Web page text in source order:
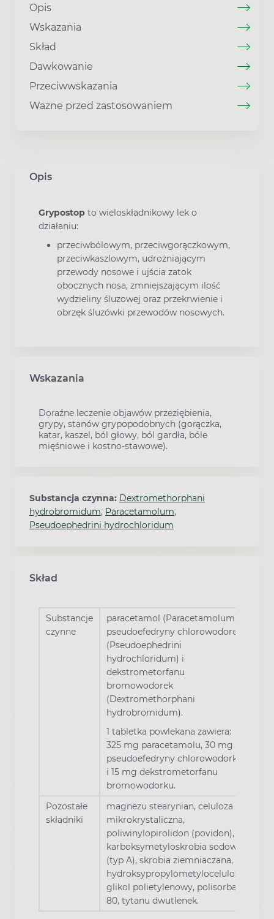
Opis
Wskazania
Skład
Dawkowanie
Przeciwwskazania
Ważne przed zastosowaniem
Opis
Grypostop to wieloskładnikowy lek o
działaniu:
przeciwbólowym, przeciwgorączkowym,
przeciwkaszlowym, udrożniającym
przewody nosowe i ujścia zatok
obocznych nosa, zmniejszającym ilość
wydzieliny śluzowej oraz przekrwienie i
obrzęk śluzówki przewodów nosowych.
Wskazania
Doraźne leczenie objawów przeziębienia,
grypy, stanów grypopodobnych (gorączka,
katar, kaszel, ból głowy, ból gardła, bóle
mięśniowe i kostno-stawowe).
Substancja czynna: Dextromethorphani
hydrobromidum, Paracetamolum,
Pseudoephedrini hydrochloridum
Skład
Substancje
czynne
paracetamol (Paracetamolum),
pseudoefedryny chlorowodorek
(Pseudoephedrini
hydrochloridum) i
dekstrometorfanu
bromowodorek
(Dextromethorphani
hydrobromidum).
1 tabletka powlekana zawiera:
325 mg paracetamolu, 30 mg
pseudoefedryny chlorowodorku
i 15 mg dekstrometorfanu
bromowodorku.
Pozostałe
składniki
magnezu stearynian, celuloza
mikrokrystaliczna,
poliwinylopirolidon (povidon),
karboksymetyloskrobia sodowa
(typ A), skrobia ziemniaczana,
hydroksypropylometyloceluloza,
glikol polietylenowy, polisorbat
80, tytanu dwutlenek.